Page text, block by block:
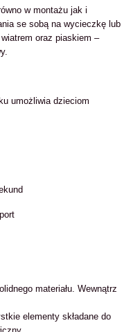
w montażu jak i
se sobą na wycieczkę lub
oraz piaskiem –
umożliwia dzieciom
materiału. Wewnątrz
elementy składane do